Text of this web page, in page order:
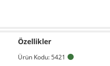
Özellikler
Ürün Kodu: 5421